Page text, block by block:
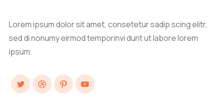
Lorem ipsum dolor sit amet, consetetur sadip scing elitr,
sed di nonumy eirmod temporinvi dunt ut labore lorem
ipsum.
TwitterDribbblePinterestYouTube